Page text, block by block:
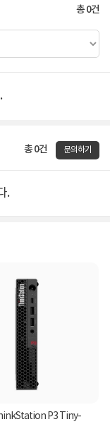
총0건
총 0건 문의하기
.
P3 Tiny-